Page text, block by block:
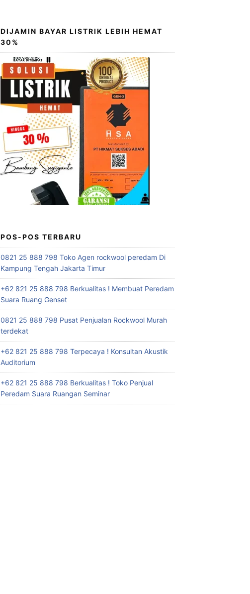
DIJAMIN BAYAR LISTRIK LEBIH HEMAT
30%
POS-POS TERBARU
0821 25 888 798 Toko Agen rockwool peredam Di
Kampung Tengah Jakarta Timur
+62 821 25 888 798 Berkualitas ! Membuat Peredam
Suara Ruang Genset
0821 25 888 798 Pusat Penjualan Rockwool Murah
terdekat
+62 821 25 888 798 Terpecaya ! Konsultan Akustik
Auditorium
+62 821 25 888 798 Berkualitas ! Toko Penjual
Peredam Suara Ruangan Seminar